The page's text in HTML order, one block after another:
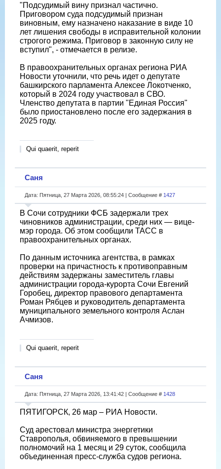
"Подсудимый вину признал частично.
Приговором суда подсудимый признан
виновным, ему назначено наказание в виде 10
лет лишения свободы в исправительной колонии
строгого режима. Приговор в законную силу не
вступил", - отмечается в релизе.
В правоохранительных органах региона РИА
Новости уточнили, что речь идет о депутате
башкирского парламента Алексее Локотченко,
который в 2024 году участвовал в СВО.
Членство депутата в партии "Единая Россия"
было приостановлено после его задержания в
2025 году.
Qui quaerit, reperit
Саня
Дата: Пятница, 27 Марта 2026, 08:55:24 | Сообщение # 1427
В Сочи сотрудники ФСБ задержали трех
чиновников администрации, среди них — вице-
мэр города. Об этом сообщили ТАСС в
правоохранительных органах.
По данным источника агентства, в рамках
проверки на причастность к противоправным
действиям задержаны заместитель главы
администрации города-курорта Сочи Евгений
Горобец, директор правового департамента
Роман Рябцев и руководитель департамента
муниципального земельного контроля Аслан
Ачмизов.
Qui quaerit, reperit
Саня
Дата: Пятница, 27 Марта 2026, 13:41:42 | Сообщение # 1428
ПЯТИГОРСК, 26 мар – РИА Новости.
Суд арестовал министра энергетики
Ставрополья, обвиняемого в превышении
полномочий на 1 месяц и 29 суток, сообщила
объединенная пресс-служба судов региона.